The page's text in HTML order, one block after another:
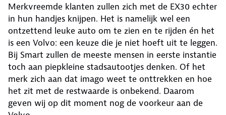
Merkvreemde klanten zullen zich met de EX30 echter
in hun handjes knijpen. Het is namelijk wel een
ontzettend leuke auto om te zien en te rijden én het
is een Volvo: een keuze die je niet hoeft uit te leggen.
Bij Smart zullen de meeste mensen in eerste instantie
toch aan piepkleine stadsautootjes denken. Of het
merk zich aan dat imago weet te onttrekken en hoe
het zit met de restwaarde is onbekend. Daarom
geven wij op dit moment nog de voorkeur aan de